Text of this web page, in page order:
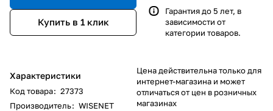
Купить в 1 клик
Характеристики
Код товара: 27373
Производитель: WISENET
Гарантия до 5 лет, в
зависимости от
категории товаров.
Цена действительна только для
интернет-магазина и может
отличаться от цен в розничных
магазинах